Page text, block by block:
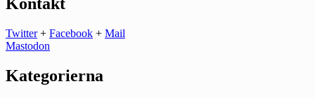
Twitter+ Facebook + Mail
Mastodon
Kategorierna